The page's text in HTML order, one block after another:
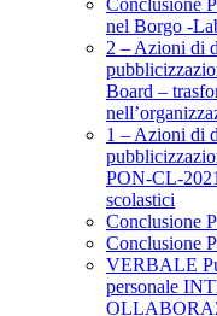
Conclusione
nel Borgo -
2 – Azioni di
Board –
1 – Azioni di
PON-CL-
scolastici
Conclusione
Conclusione
VERBALE
personale